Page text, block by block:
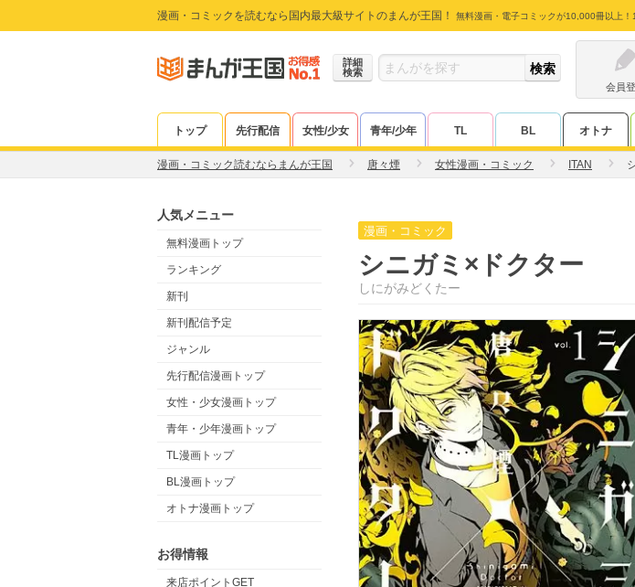
漫画・コミックを読むなら国内最大級サイトのまんが王国！ 無料漫画・電子コミックが10,000冊以上
詳細
検索
会員
トップ 先行配信 女性/少女 青年/少年 TL BL オトナ
漫画・コミック読むならまんが王国 唐々煙 女性漫画・コミック ITAN
人気メニュー
無料漫画トップ
ランキング
新刊
新刊配信予定
ジャンル
先行配信漫画トップ
女性・少女漫画トップ
青年・少年漫画トップ
TL漫画トップ
BL漫画トップ
オトナ漫画トップ
お得情報
来店ポイントGET
漫画・コミック
シニガミ×ドクター
しにがみどくたー